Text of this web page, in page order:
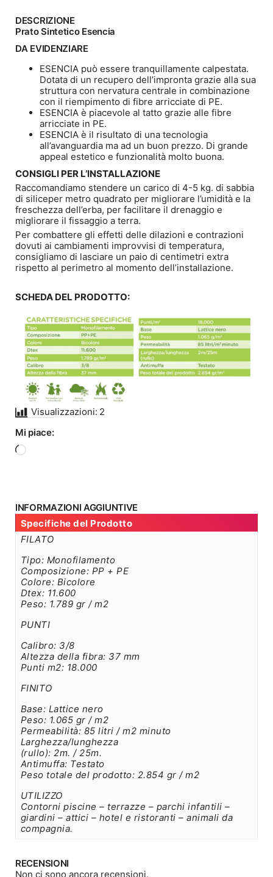
DESCRIZIONE
Prato Sintetico Esencia
DA EVIDENZIARE
ESENCIA può essere tranquillamente calpestata.
Dotata di un recupero dell’impronta grazie alla sua
struttura con nervatura centrale in combinazione
con il riempimento di fibre arricciate di PE.
ESENCIA è piacevole al tatto grazie alle fibre
arricciate in PE.
ESENCIA è il risultato di una tecnologia
all’avanguardia ma ad un buon prezzo. Di grande
appeal estetico e funzionalità molto buona.
CONSIGLI PER L’INSTALLAZIONE
Raccomandiamo stendere un carico di 4-5 kg. di sabbia
di siliceper metro quadrato per migliorare l’umidità e la
freschezza dell’erba, per facilitare il drenaggio e
migliorare il fissaggio a terra.
Per combattere gli effetti delle dilazioni e contrazioni
dovuti ai cambiamenti improvvisi di temperatura,
consigliamo di lasciare un paio di centimetri extra
rispetto al perimetro al momento dell’installazione.
SCHEDA DEL PRODOTTO:
Visualizzazioni: 2
Mi piace:
Caricamento
INFORMAZIONI AGGIUNTIVE
Specifiche del Prodotto
FILATO
Tipo: Monofilamento
Composizione: PP + PE
Colore: Bicolore
Dtex: 11.600
Peso: 1.789 gr / m2
PUNTI
Calibro: 3/8
Altezza della fibra: 37 mm
Punti m2: 18.000
FINITO
Base: Lattice nero
Peso: 1.065 gr / m2
Permeabilità: 85 litri / m2 minuto
Larghezza/lunghezza
(rullo): 2m. / 25m.
Antimuffa: Testato
Peso totale del prodotto: 2.854 gr / m2
UTILIZZO
Contorni piscine – terrazze – parchi infantili –
giardini – attici – hotel e ristoranti – animali da
compagnia.
RECENSIONI
Non ci sono ancora recensioni.